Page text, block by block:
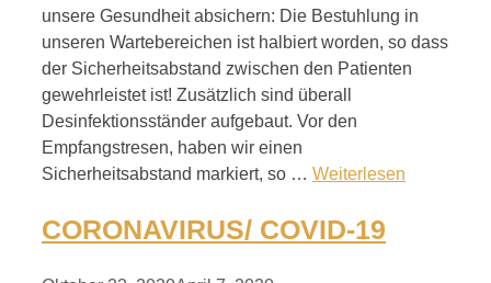
unsere Gesundheit absichern: Die Bestuhlung in
unseren Wartebereichen ist halbiert worden, so dass
der Sicherheitsabstand zwischen den Patienten
gewehrleistet ist! Zusätzlich sind überall
Desinfektionsständer aufgebaut. Vor den
Empfangstresen, haben wir einen
Sicherheitsabstand markiert, so … Weiterlesen
CORONAVIRUS/ COVID-19